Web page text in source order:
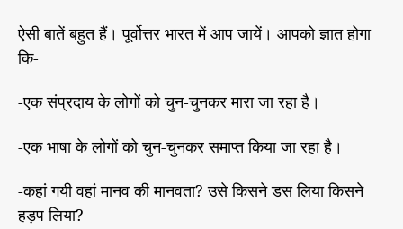
ऐसी बातें बहुत हैं। पूर्वोत्तर भारत में आप जायें। आपको ज्ञात होगा
कि-
-एक संप्रदाय के लोगों को चुन-चुनकर मारा जा रहा है।
-एक भाषा के लोगों को चुन-चुनकर समाप्त किया जा रहा है।
-कहां गयी वहां मानव की मानवता? उसे किसने डस लिया किसने
हड़प लिया?